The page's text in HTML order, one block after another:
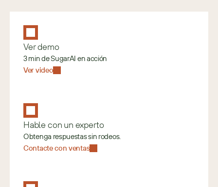
Ver demo
3 min de SugarAI en acción
Ver video
Hable con un experto
Obtenga respuestas sin rodeos.
Contacte con ventas